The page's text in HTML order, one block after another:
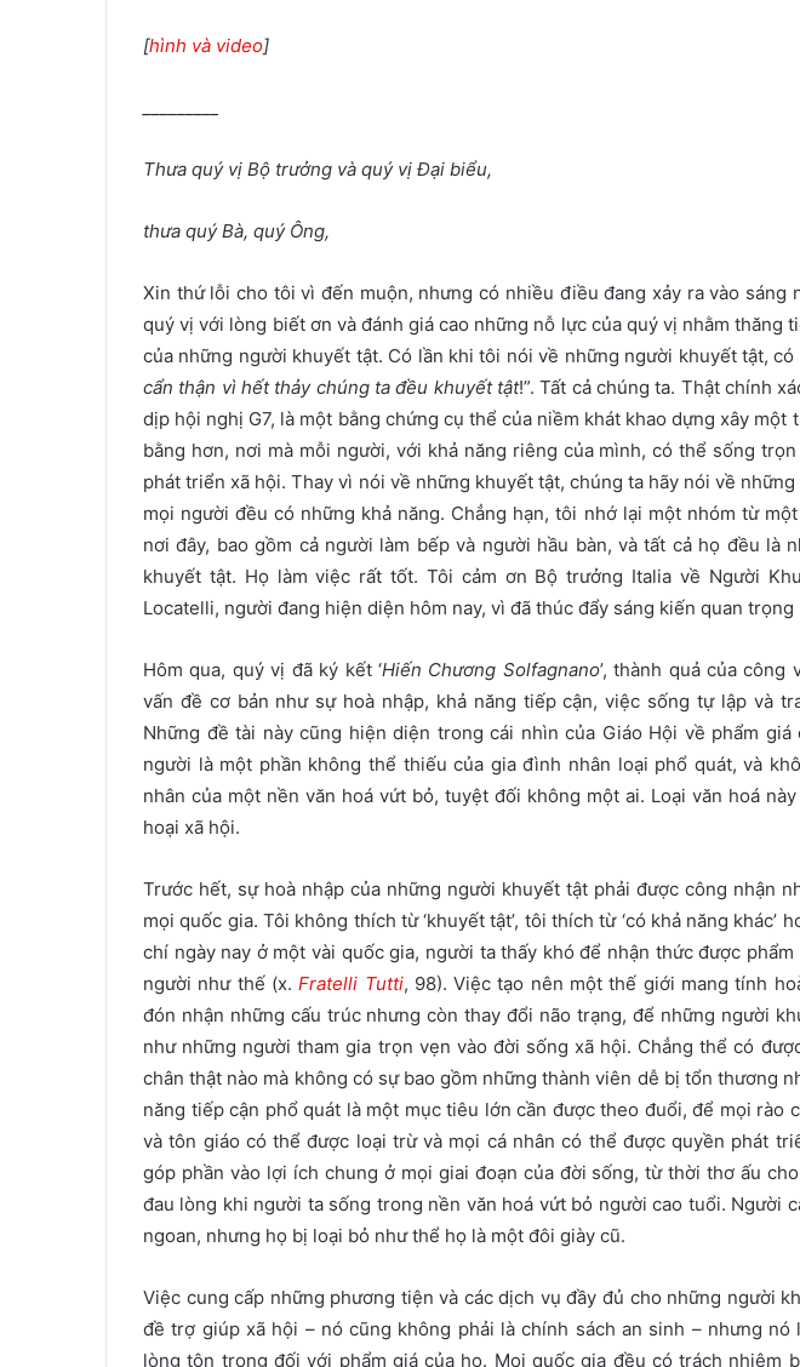
[hình và video]
Thưa quý vị Bộ trưởng và quý vị Đại biểu,
thưa quý Bà, quý Ông,
Xin thứ lỗi cho tôi vì đến muộn, nhưng có nhiều điều đang xảy ra vào sáng
quý vị với lòng biết ơn và đánh giá cao những nỗ lực của quý vị nhằm thăng
của những người khuyết tật. Có lần khi tôi nói về những người khuyết tật,
cẩn thận vì hết thảy chúng ta đều khuyết tật!”. Tất cả chúng ta. Thật chính
dịp hội nghị G7, là một bằng chứng cụ thể của niềm khát khao dựng xây một
bằng hơn, nơi mà mỗi người, với khả năng riêng của mình, có thể sống
phát triển xã hội. Thay vì nói về những khuyết tật, chúng ta hãy nói về
mọi người đều có những khả năng. Chẳng hạn, tôi nhớ lại một nhóm từ
nơi đây, bao gồm cả người làm bếp và người hầu bàn, và tất cả họ đều là
khuyết tật. Họ làm việc rất tốt. Tôi cảm ơn Bộ trưởng Italia về Người
Locatelli, người đang hiện diện hôm nay, vì đã thúc đẩy sáng kiến quan trọng
Hôm qua, quý vị đã ký kết ‘Hiến Chương Solfagnano’, thành quả của
vấn đề cơ bản như sự hoà nhập, khả năng tiếp cận, việc sống tự lập và
Những đề tài này cũng hiện diện trong cái nhìn của Giáo Hội về phẩm giá
người là một phần không thể thiếu của gia đình nhân loại phổ quát, và
nhân của một nền văn hoá vứt bỏ, tuyệt đối không một ai. Loại văn hoá
hoại xã hội.
Trước hết, sự hoà nhập của những người khuyết tật phải được công nhận
mọi quốc gia. Tôi không thích từ ‘khuyết tật’, tôi thích từ ‘có khả năng khác’
chí ngày nay ở một vài quốc gia, người ta thấy khó để nhận thức được
người như thế (x.Fratelli Tutti, 98). Việc tạo nên một thế giới mang tính
đón nhận những cấu trúc nhưng còn thay đổi não trạng, để những người
như những người tham gia trọn vẹn vào đời sống xã hội. Chẳng thể có
chân thật nào mà không có sự bao gồm những thành viên dễ bị tổn thương
năng tiếp cận phổ quát là một mục tiêu lớn cần được theo đuổi, để mọi rào
và tôn giáo có thể được loại trừ và mọi cá nhân có thể được quyền phát
góp phần vào lợi ích chung ở mọi giai đoạn của đời sống, từ thời thơ ấu
đau lòng khi người ta sống trong nền văn hoá vứt bỏ người cao tuổi. Người
ngoan, nhưng họ bị loại bỏ như thể họ là một đôi giày cũ.
Việc cung cấp những phương tiện và các dịch vụ đầy đủ cho những người
đề trợ giúp xã hội – nó cũng không phải là chính sách an sinh – nhưng nó
lòng tôn trọng đối với phẩm giá của họ. Mọi quốc gia đều có trách nhiệm